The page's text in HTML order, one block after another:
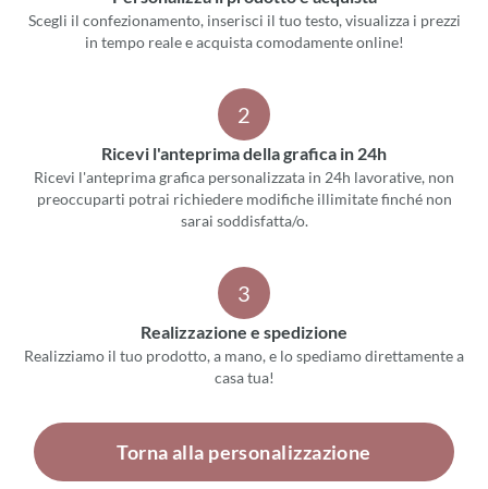
Scegli il confezionamento, inserisci il tuo testo, visualizza i prezzi
in tempo reale e acquista comodamente online!
2
Ricevi l'anteprima della grafica in 24h
Ricevi l'anteprima grafica personalizzata in 24h lavorative, non
preoccuparti potrai richiedere modifiche illimitate finché non
sarai soddisfatta/o.
3
Realizzazione e spedizione
Realizziamo il tuo prodotto, a mano, e lo spediamo direttamente a
casa tua!
Torna alla personalizzazione